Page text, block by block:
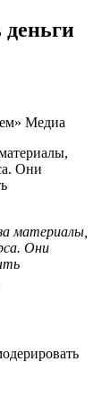
деньги
Медиа
Они
материалы,
Они